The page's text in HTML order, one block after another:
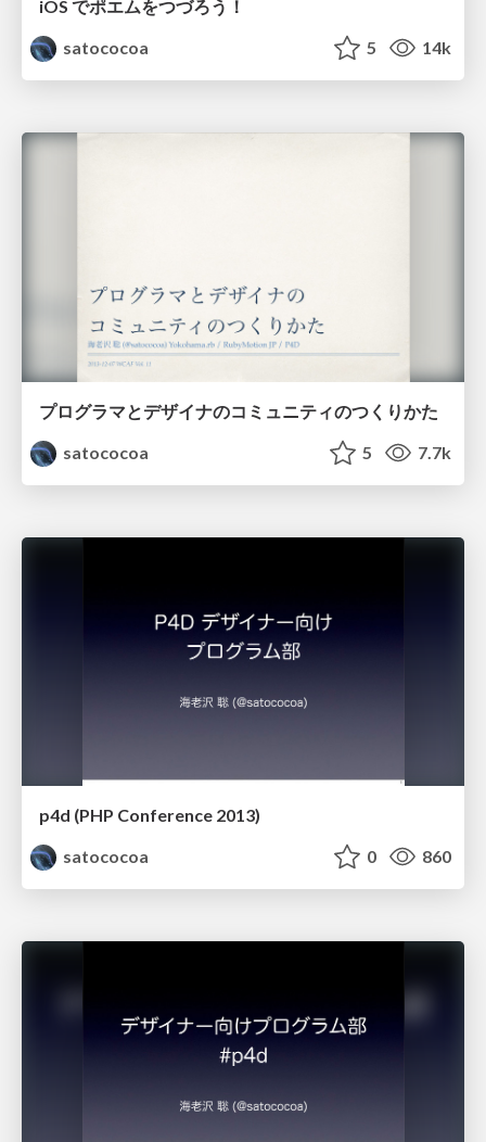
iOS でポエムをつづろう！
satococoa
5 14k
プログラマとデザイナのコミュニティのつくりかた
satococoa
5 7.7k
p4d (PHP Conference 2013)
satococoa
0 860